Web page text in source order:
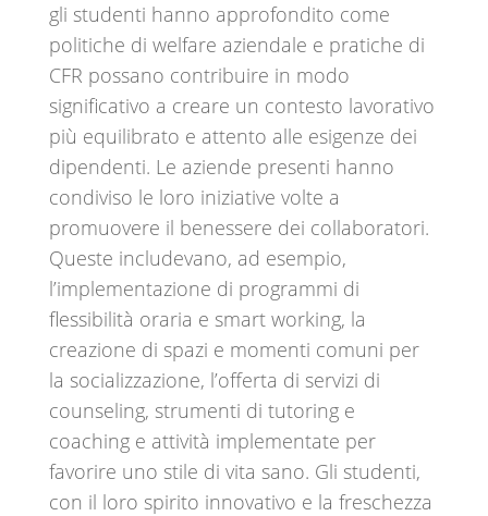
gli studenti hanno approfondito come
politiche di welfare aziendale e pratiche di
CFR possano contribuire in modo
significativo a creare un contesto lavorativo
più equilibrato e attento alle esigenze dei
dipendenti. Le aziende presenti hanno
condiviso le loro iniziative volte a
promuovere il benessere dei collaboratori.
Queste includevano, ad esempio,
l’implementazione di programmi di
flessibilità oraria e smart working, la
creazione di spazi e momenti comuni per
la socializzazione, l’offerta di servizi di
counseling, strumenti di tutoring e
coaching e attività implementate per
favorire uno stile di vita sano. Gli studenti,
con il loro spirito innovativo e la freschezza